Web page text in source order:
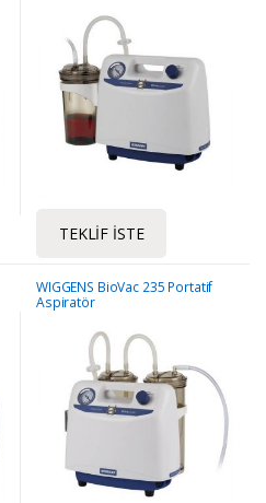
TEKLIF İSTE
WIGGENS BioVac 235 Portatif
Aspiratör